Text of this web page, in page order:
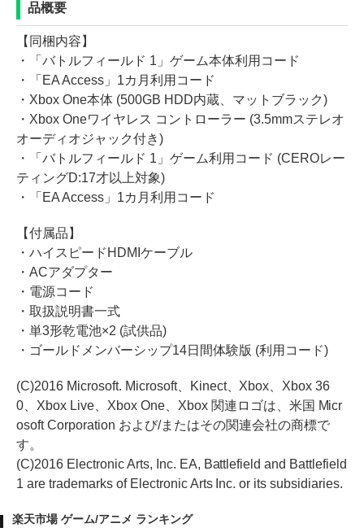
品概要
【同梱内容】
・「バトルフィールド 1」ゲーム本体利用コード
・「EA Access」1カ月利用コード
・Xbox One本体 (500GB HDD内蔵、マットブラック)
・Xbox Oneワイヤレス コントローラー (3.5mmステレオ
オーディオジャック付き)
・「バトルフィールド 1」ゲーム利用コード (CEROレー
ティングD:17才以上対象)
・「EA Access」1カ月利用コード
【付属品】
・ハイスピードHDMIケーブル
・ACアダプター
・電源コード
・取扱説明書一式
・単3形乾電池×2 (試供品)
・ゴールドメンバーシップ14日間体験版 (利用コード)
(C)2016 Microsoft. Microsoft、Kinect、Xbox、Xbox 36
0、Xbox Live、Xbox One、Xbox 関連ロゴは、米国 Micr
osoft Corporation および/またはその関連会社の商標で
す。
(C)2016 Electronic Arts, Inc. EA, Battlefield and Battlefield
1 are trademarks of Electronic Arts Inc. or its subsidiaries.
楽天市場 ゲーム/アニメ ランキング